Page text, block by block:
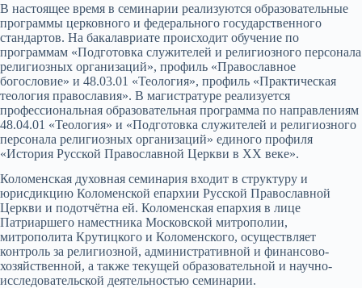
В настоящее время в семинарии реализуются образовательные
программы церковного и федерального государственного
стандартов. На бакалавриате происходит обучение по
программам «Подготовка служителей и религиозного персонала
религиозных организаций», профиль «Православное
богословие» и 48.03.01 «Теология», профиль «Практическая
теология православия». В магистратуре реализуется
профессиональная образовательная программа по направлениям
48.04.01 «Теология» и «Подготовка служителей и религиозного
персонала религиозных организаций» единого профиля
«История Русской Православной Церкви в ХХ веке».
Коломенская духовная семинария входит в структуру и
юрисдикцию Коломенской епархии Русской Православной
Церкви и подотчётна ей. Коломенская епархия в лице
Патриаршего наместника Московской митрополии,
митрополита Крутицкого и Коломенского, осуществляет
контроль за религиозной, административной и финансово-
хозяйственной, а также текущей образовательной и научно-
исследовательской деятельностью семинарии.